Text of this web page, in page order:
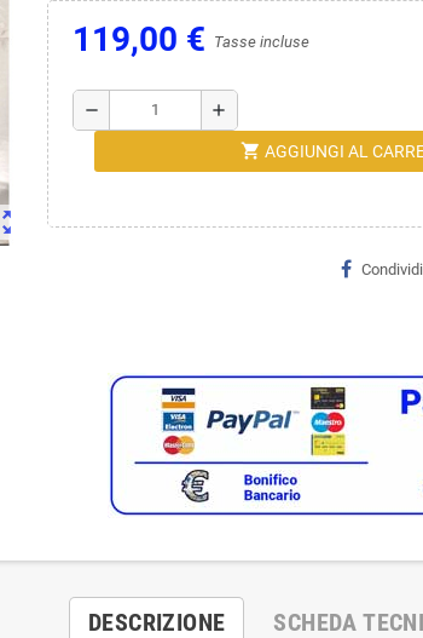
119,00 € Tasse incluse
remove add
shopping_cart AGGIUNGI AL
Condividi
DESCRIZIONE SCHEDA